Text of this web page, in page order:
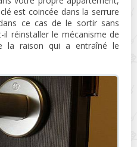
est coincée dans la serrure
ce cas de le sortir sans
réinstaller le mécanisme de
la raison qui a entraîné le